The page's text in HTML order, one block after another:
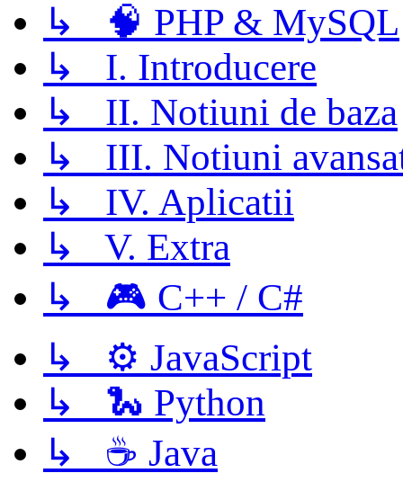
↳ 🧠 PHP & MySQL
↳ I. Introducere
↳ II. Notiuni de baza
↳ III. Notiuni
↳ IV. Aplicatii
↳ V. Extra
↳ 🎮 C++ / C#
↳ ⚙️ JavaScript
↳ 🐍 Python
↳ ☕ Java